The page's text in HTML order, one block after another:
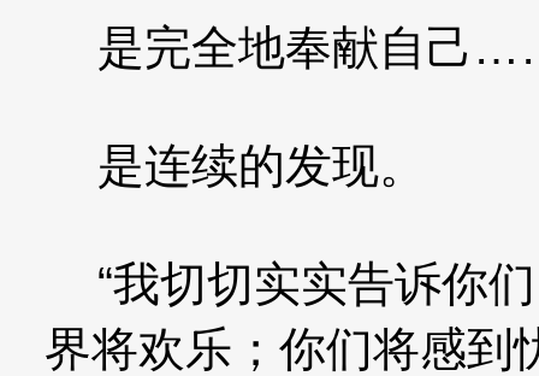
是完全地奉献自己
是连续的发现。
“我切切实实告诉你
界将欢乐；你们将感到